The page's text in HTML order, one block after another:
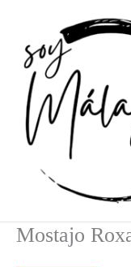
contenido
Mostajo